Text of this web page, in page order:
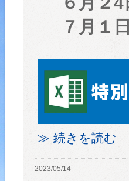
７月１
≫ 続きを読む
2023/05/14